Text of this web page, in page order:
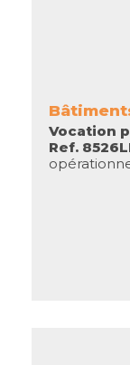
Vocation
Ref.